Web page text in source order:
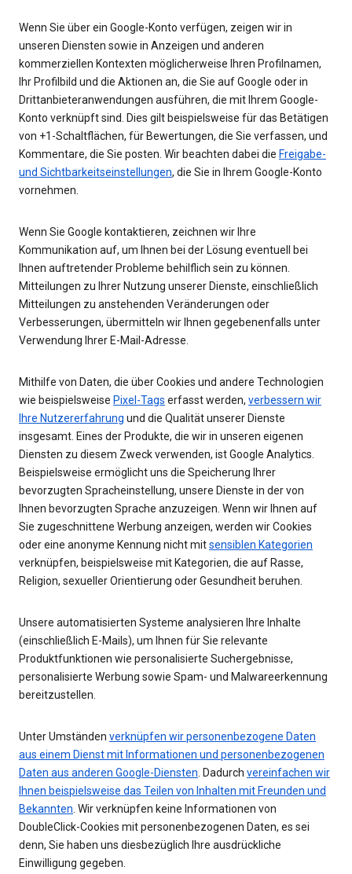
Wenn Sie über ein Google-Konto verfügen, zeigen wir in
unseren Diensten sowie in Anzeigen und anderen
kommerziellen Kontexten möglicherweise Ihren Profilnamen,
Ihr Profilbild und die Aktionen an, die Sie auf Google oder in
Drittanbieteranwendungen ausführen, die mit Ihrem Google-
Konto verknüpft sind. Dies gilt beispielsweise für das Betätigen
von +1-Schaltflächen, für Bewertungen, die Sie verfassen, und
Kommentare, die Sie posten. Wir beachten dabei die Freigabe-
und Sichtbarkeitseinstellungen, die Sie in Ihrem Google-Konto
vornehmen.
Wenn Sie Google kontaktieren, zeichnen wir Ihre
Kommunikation auf, um Ihnen bei der Lösung eventuell bei
Ihnen auftretender Probleme behilflich sein zu können.
Mitteilungen zu Ihrer Nutzung unserer Dienste, einschließlich
Mitteilungen zu anstehenden Veränderungen oder
Verbesserungen, übermitteln wir Ihnen gegebenenfalls unter
Verwendung Ihrer E-Mail-Adresse.
Mithilfe von Daten, die über Cookies und andere Technologien
wie beispielsweise Pixel-Tags erfasst werden, verbessern wir
Ihre Nutzererfahrung und die Qualität unserer Dienste
insgesamt. Eines der Produkte, die wir in unseren eigenen
Diensten zu diesem Zweck verwenden, ist Google Analytics.
Beispielsweise ermöglicht uns die Speicherung Ihrer
bevorzugten Spracheinstellung, unsere Dienste in der von
Ihnen bevorzugten Sprache anzuzeigen. Wenn wir Ihnen auf
Sie zugeschnittene Werbung anzeigen, werden wir Cookies
oder eine anonyme Kennung nicht mitsensiblen Kategorien
verknüpfen, beispielsweise mit Kategorien, die auf Rasse,
Religion, sexueller Orientierung oder Gesundheit beruhen.
Unsere automatisierten Systeme analysieren Ihre Inhalte
(einschließlich E-Mails), um Ihnen für Sie relevante
Produktfunktionen wie personalisierte Suchergebnisse,
personalisierte Werbung sowie Spam- und Malwareerkennung
bereitzustellen.
Unter Umständen verknüpfen wir personenbezogene Daten
aus einem Dienst mit Informationen und personenbezogenen
Daten aus anderen Google-Diensten. Dadurch vereinfachen wir
Ihnen beispielsweise das Teilen von Inhalten mit Freunden und
Bekannten. Wir verknüpfen keine Informationen von
DoubleClick-Cookies mit personenbezogenen Daten, es sei
denn, Sie haben uns diesbezüglich Ihre ausdrückliche
Einwilligung gegeben.